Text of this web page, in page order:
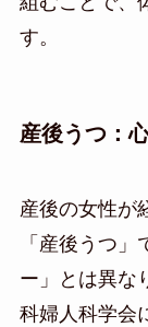
す。
産後うつ：
産後の女性が
「産後うつ
ー」とは異な
科婦人科学会